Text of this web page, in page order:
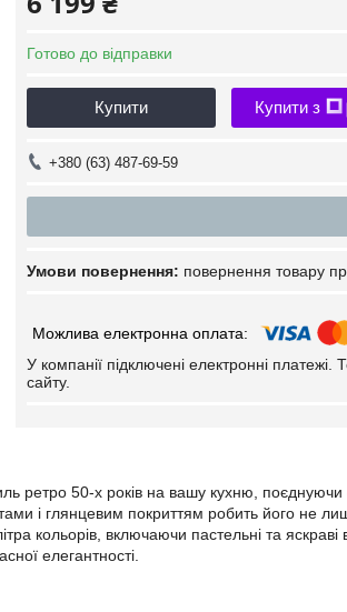
Готово до відправки
Купити Купити з
+380 (63) 487-69-59
повернення товару
У компанії підключені електронні
сайту.
ретро 50-х років на вашу кухню,
і глянцевим покриттям робить його не
кольорів, включаючи пастельні та яскраві
елегантності.